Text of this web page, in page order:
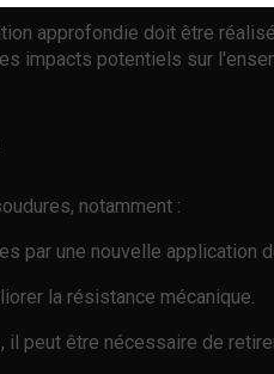
approfondie doit être
impacts potentiels sur
notamment :
par une nouvelle application
la résistance mécanique.
il peut être nécessaire de